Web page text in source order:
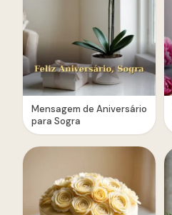
Mensagem de Aniversário
para Sogra